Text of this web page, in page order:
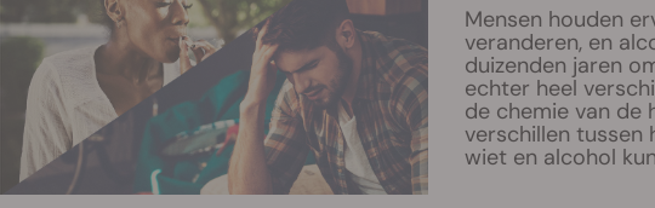
Mensen houden
veranderen, en
duizenden jaren
echter heel
de chemie van de
verschillen tussen
wiet en alcohol